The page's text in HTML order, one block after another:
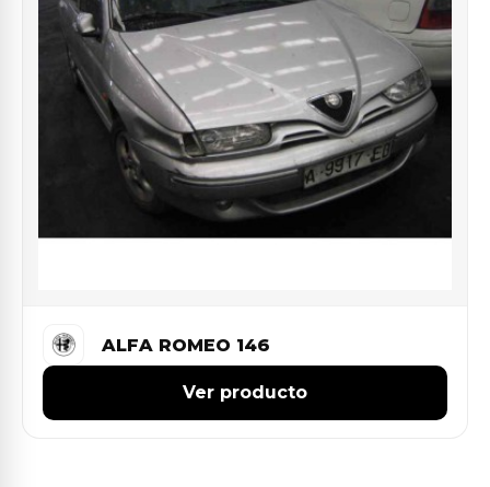
ALFA ROMEO 146
Ver producto